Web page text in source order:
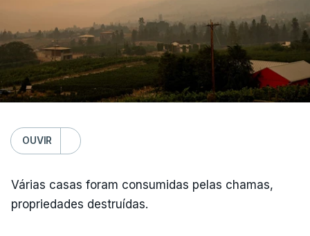
OUVIR
Várias casas foram consumidas pelas chamas,
propriedades destruídas.